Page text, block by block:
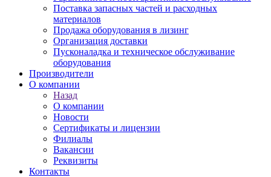
Поставка запасных частей и расходных
материалов
Продажа оборудования в лизинг
Организация доставки
Пусконаладка и техническое обслуживание
оборудования
Производители
О компании
Назад
О компании
Новости
Сертификаты и лицензии
Филиалы
Вакансии
Реквизиты
Контакты